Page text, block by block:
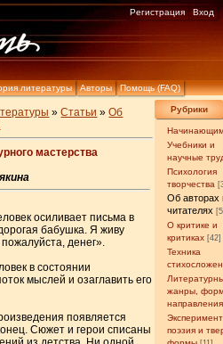
литературы Авторы Помощь (FAQ)
Регистрация Вход
Рубрики
Учебники и
научные
Психология
творчества
Об авторах
читателях
О критике и
критиках [42]
Техника
жанры,
направления
поэзия и
»Статьи »Об
мастерства
осиливает письма в
бабушка. Я живу
денег».
в состоянии
мыслей и озаглавить его
появляется
Сюжет и герои списаны